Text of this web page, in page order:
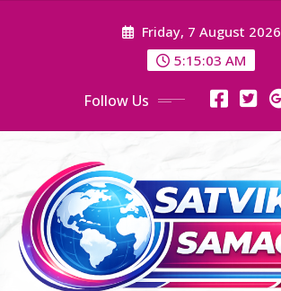
Friday, 7 August 2026
5:15:04 AM
Follow Us